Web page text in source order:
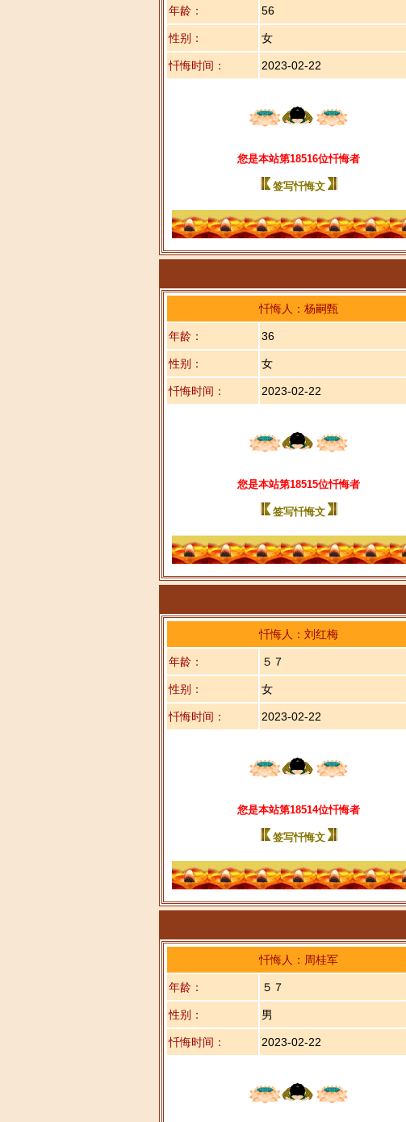
年龄： 56
性别： 女
忏悔时间： 2023-02-22
您是本站第18516位忏悔者
签写忏悔文
忏悔人：杨嗣甄
年龄： 36
性别： 女
忏悔时间： 2023-02-22
您是本站第18515位忏悔者
签写忏悔文
忏悔人：刘红梅
年龄： ５７
性别： 女
忏悔时间： 2023-02-22
您是本站第18514位忏悔者
签写忏悔文
忏悔人：周桂军
年龄： ５７
性别： 男
忏悔时间： 2023-02-22